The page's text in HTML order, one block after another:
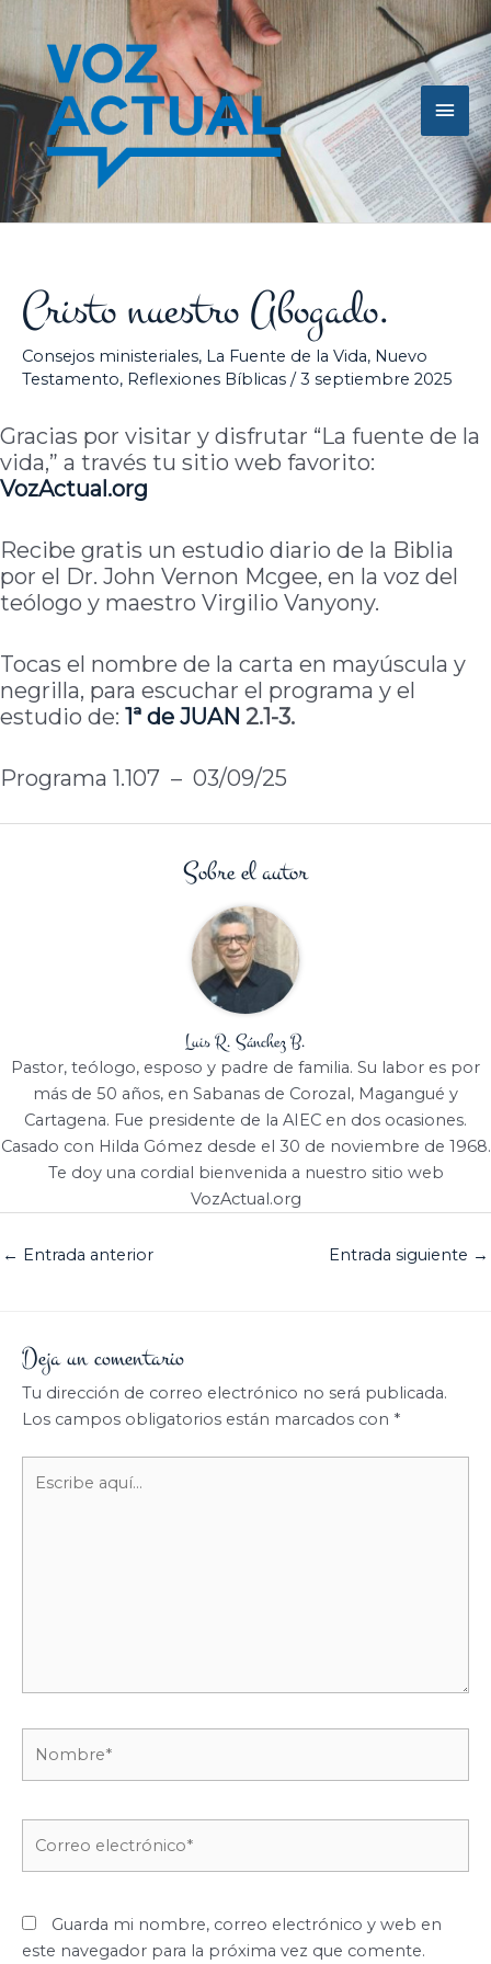
contenido
Cristo nuestro Abogado.
Consejos ministeriales, La Fuente de la Vida, Nuevo
Testamento, Reflexiones Bíblicas /3 septiembre 2025
Gracias por visitar y disfrutar “La fuente de la
vida,” a través tu sitio web favorito:
VozActual.org
Recibe gratis un estudio diario de la Biblia
por el Dr. John Vernon Mcgee, en la voz del
teólogo y maestro Virgilio Vanyony.
Tocas el nombre de la carta en mayúscula y
negrilla, para escuchar el programa y el
estudio de: 1ª de JUAN 2.1-3.
Programa 1.107 – 03/09/25
Sobre el autor
Luis R. Sánchez B.
Pastor, teólogo, esposo y padre de familia. Su labor es por
más de 50 años, en Sabanas de Corozal, Magangué y
Cartagena. Fue presidente de la AIEC en dos ocasiones.
Casado con Hilda Gómez desde el 30 de noviembre de 1968.
Te doy una cordial bienvenida a nuestro sitio web
VozActual.org
← Entrada anterior Entrada siguiente →
Deja un comentario
Tu dirección de correo electrónico no será publicada.
Los campos obligatorios están marcados con *
aquí...
Guarda mi nombre, correo electrónico y web en
este navegador para la próxima vez que comente.